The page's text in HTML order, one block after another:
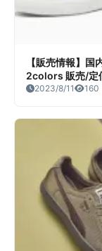
【販売情報】
2colors 販売/定
2023/8/11 160